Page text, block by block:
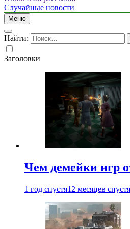
Случайные новости
Меню
Найти:
Заголовки
Чем демейки игр
1 год спустя12 месяцев спустя